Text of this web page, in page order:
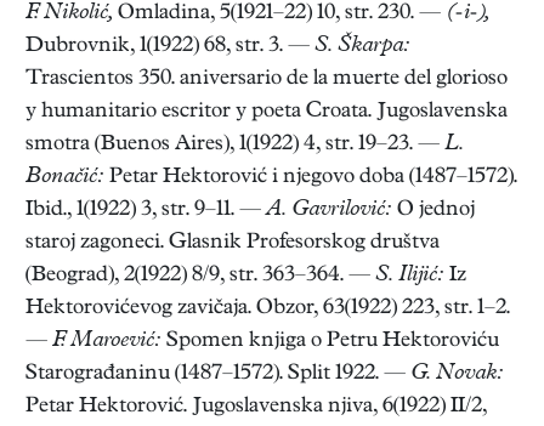
F. Nikolić, Omladina, 5(1921–22) 10, str. 230. — (-i-),
Dubrovnik, 1(1922) 68, str. 3. — S. Škarpa:
Trascientos 350. aniversario de la muerte del glorioso
y humanitario escritor y poeta Croata. Jugoslavenska
smotra (Buenos Aires), 1(1922) 4, str. 19–23. — L.
Bonačić: Petar Hektorović i njegovo doba (1487–1572).
Ibid., 1(1922) 3, str. 9–11. —A. Gavrilović: O jednoj
staroj zagoneci. Glasnik Profesorskog društva
(Beograd), 2(1922) 8/9, str. 363–364. — S. Ilijić: Iz
Hektorovićevog zavičaja. Obzor, 63(1922) 223, str. 1–2.
— F. Maroević: Spomen knjiga o Petru Hektoroviću
Starograđaninu (1487–1572). Split 1922. — G. Novak:
Petar Hektorović. Jugoslavenska njiva, 6(1922) II/2,